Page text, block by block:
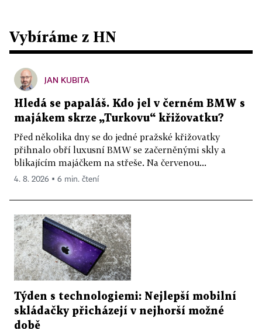
Vybíráme z HN
JAN KUBITA
Hledá se papaláš. Kdo jel v černém BMW s
majákem skrze „Turkovu“ křižovatku?
Před několika dny se do jedné pražské křižovatky
přihnalo obří luxusní BMW se začerněnými skly a
blikajícím majáčkem na střeše. Na červenou...
4. 8. 2026 ▪ 6 min. čtení
Týden s technologiemi: Nejlepší mobilní
skládačky přicházejí v nejhorší možné
době